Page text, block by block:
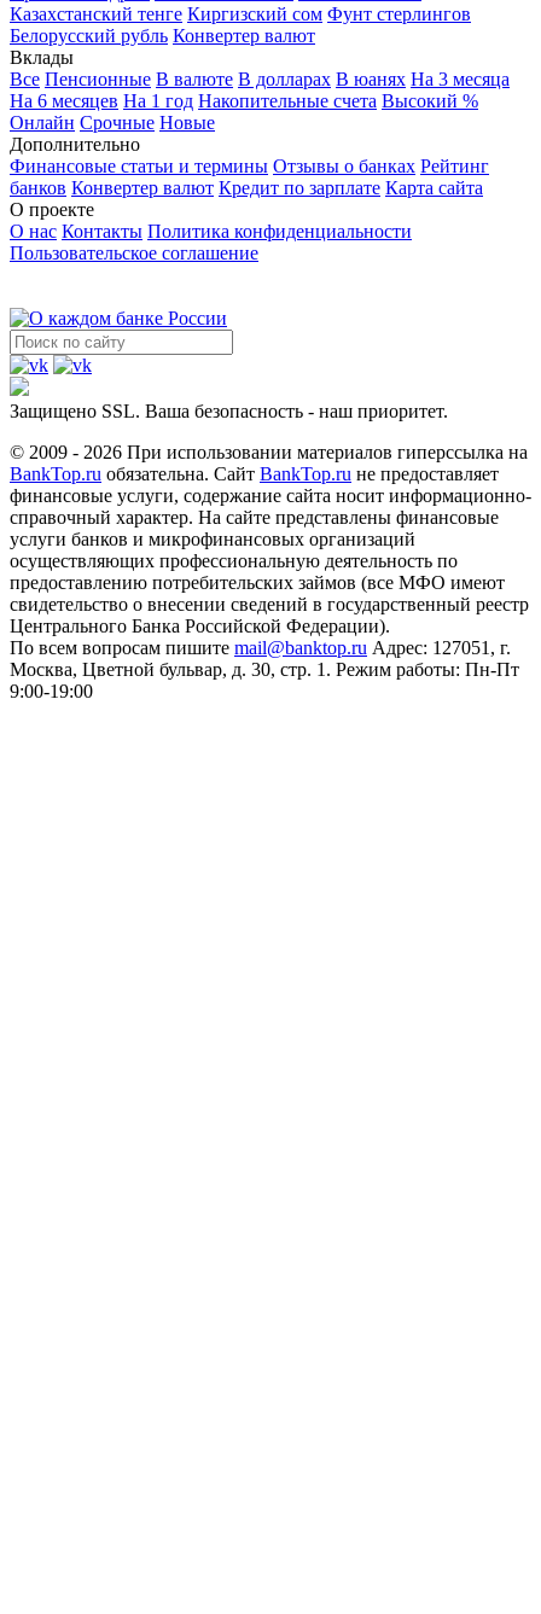
Казахстанский тенге Киргизский сом Фунт стерлингов
Белорусский рубль Конвертер валют
Вклады
Все Пенсионные В валюте В долларах В юанях На 3 месяца
На 6 месяцев На 1 год Накопительные счета Высокий %
Онлайн Срочные Новые
Дополнительно
Финансовые статьи и термины Отзывы о банках Рейтинг
банков Конвертер валют Кредит по зарплате Карта сайта
О проекте
О нас Контакты Политика конфиденциальности
Пользовательское соглашение
Защищено SSL. Ваша безопасность - наш приоритет.
© 2009 - 2026 При использовании материалов гиперссылка на
BankTop.ru обязательна. Сайт BankTop.ru не предоставляет
финансовые услуги, содержание сайта носит информационно-
справочный характер. На сайте представлены финансовые
услуги банков и микрофинансовых организаций
осуществляющих профессиональную деятельность по
предоставлению потребительских займов (все МФО имеют
свидетельство о внесении сведений в государственный реестр
Центрального Банка Российской Федерации).
По всем вопросам пишите mail@banktop.ru Адрес: 127051, г.
Москва, Цветной бульвар, д. 30, стр. 1. Режим работы: Пн-Пт
9:00-19:00